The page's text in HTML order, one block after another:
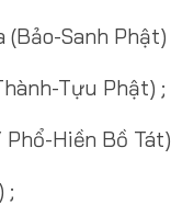
(Bảo-Sanh Phật)
Tựu Phật) ;
Hiền Bồ
;